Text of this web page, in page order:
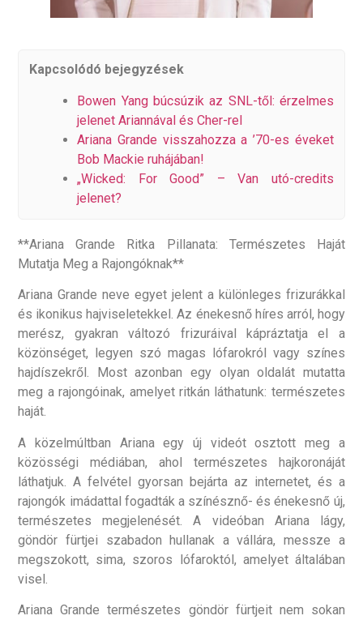
Kapcsolódó bejegyzések
Bowen Yang búcsúzik az SNL-től: érzelmes
jelenet Ariannával és Cher-rel
Ariana Grande visszahozza a ’70-es éveket
Bob Mackie ruhájában!
„Wicked: For Good” – Van utó-credits
jelenet?
**Ariana Grande Ritka Pillanata: Természetes Haját
Mutatja Meg a Rajongóknak**
Ariana Grande neve egyet jelent a különleges frizurákkal
és ikonikus hajviseletekkel. Az énekesnő híres arról, hogy
merész, gyakran változó frizuráival kápráztatja el a
közönséget, legyen szó magas lófarokról vagy színes
hajdíszekről. Most azonban egy olyan oldalát mutatta
meg a rajongóinak, amelyet ritkán láthatunk: természetes
haját.
A közelmúltban Ariana egy új videót osztott meg a
közösségi médiában, ahol természetes hajkoronáját
láthatjuk. A felvétel gyorsan bejárta az internetet, és a
rajongók imádattal fogadták a színésznő- és énekesnő új,
természetes megjelenését. A videóban Ariana lágy,
göndör fürtjei szabadon hullanak a vállára, messze a
megszokott, sima, szoros lófaroktól, amelyet általában
visel.
Ariana Grande természetes göndör fürtjeit nem sokan